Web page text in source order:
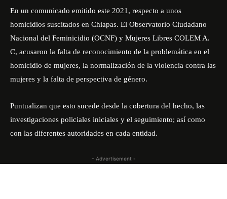
En un comunicado emitido este 2021, respecto a unos
homicidios suscitados en Chiapas. El Observatorio Ciudadano
Nacional del Feminicidio (OCNF) y Mujeres Libres COLEM A.
C, acusaron la falta de reconocimiento de la problemática en el
homicidio de mujeres, la normalización de la violencia contra las
mujeres y la falta de perspectiva de género.
Puntualizan que esto sucede desde la cobertura del hecho, las
investigaciones policiales iniciales y el seguimiento; así como
con las diferentes autoridades en cada entidad.
- Advertisement -